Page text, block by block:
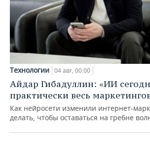
Технологии 04 авг, 00:00
Айдар Гибадуллин: «ИИ
практически весь
Как нейросети изменили интернет-
делать, чтобы оставаться на гребне